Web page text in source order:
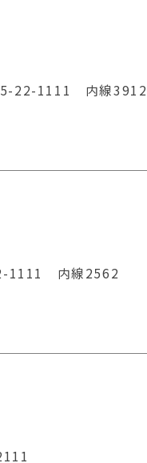
22-1111 内線3912
1111 内線2562